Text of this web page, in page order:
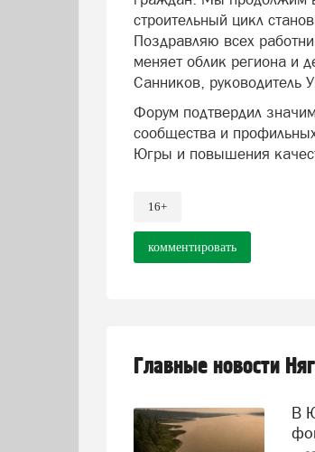
строительный цикл
Поздравляю всех
меняет облик региона и
Санников, руководитель
Форум подтвердил
сообщества и
Югры и повышения
16+
комментировать
Главные новости
В Югре усилен контроль за состоянием реки Иртыш на